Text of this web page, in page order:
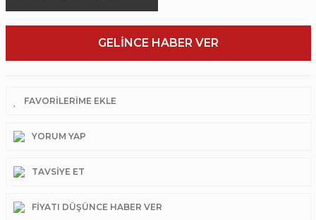
GELİNCE HABER VER
YORUM YAP
TAVSIYE ET
FIYATI DÜŞÜNCE HABER VER